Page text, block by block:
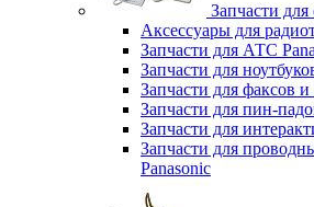
Запчасти
Аксессуары для
Запчасти для АТС
Запчасти для
Запчасти для факсов
Запчасти для пин-
Запчасти для
Запчасти для
Panasonic